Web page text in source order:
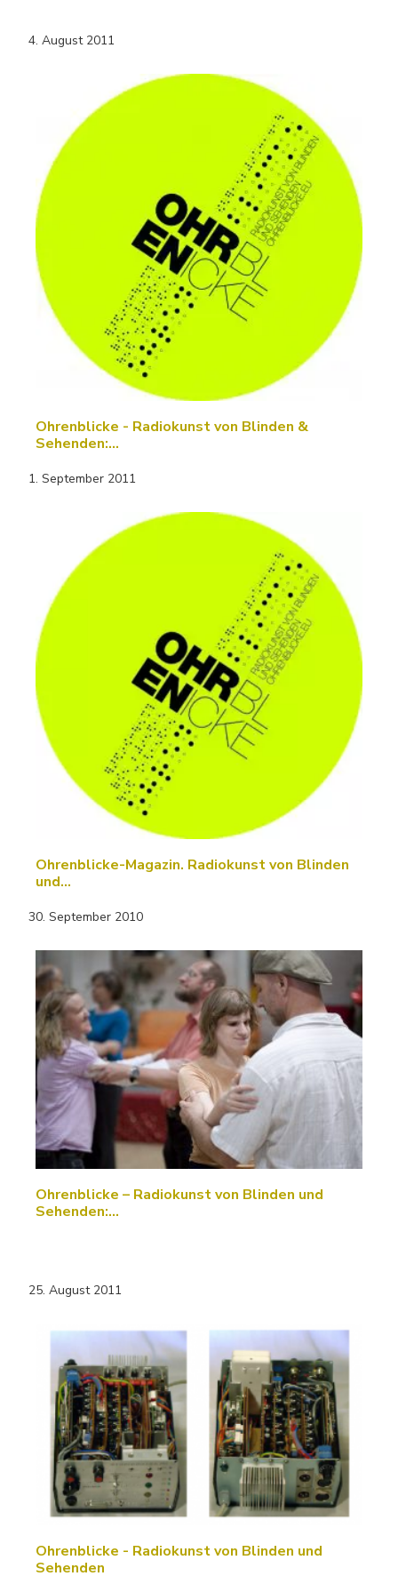
4. August 2011
Ohrenblicke - Radiokunst von Blinden &
Sehenden:…
1. September 2011
Ohrenblicke-Magazin. Radiokunst von Blinden
und…
30. September 2010
Ohrenblicke – Radiokunst von Blinden und
Sehenden:…
25. August 2011
Ohrenblicke - Radiokunst von Blinden und
Sehenden